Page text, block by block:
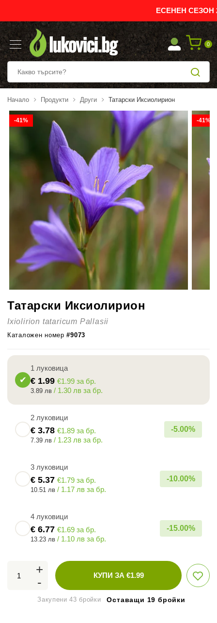
ЕСЕНЕН СЕЗОН
0
Начало Продукти Други Татарски Иксиолирион
-41% -41%
Татарски Иксиолирион
Ixiolirion tataricum Pallasii
Каталожен номер#9073
1 луковица
€ 1.99 €1.99 за бр.
3.89 лв / 1.30 лв за бр.
2 луковици
€ 3.78 €1.89 за бр.
7.39 лв / 1.23 лв за бр.
-5.00%
3 луковици
€ 5.37 €1.79 за бр.
10.51 лв / 1.17 лв за бр.
-10.00%
4 луковици
€ 6.77 €1.69 за бр.
13.23 лв / 1.10 лв за бр.
-15.00%
+
-
КУПИ ЗА €1.99
Закупени 43 бройки Оставащи 19 бройки